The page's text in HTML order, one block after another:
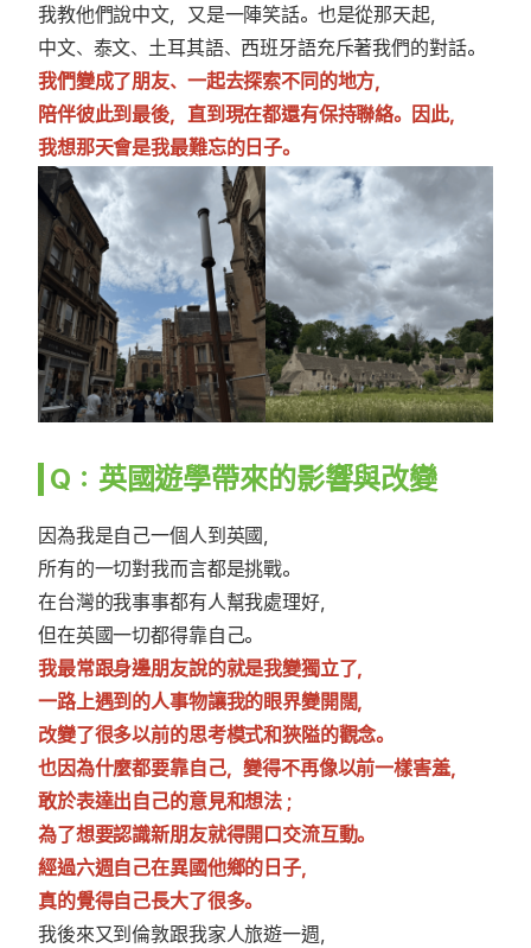
我教他們說中文，又是一陣笑話。也是從那天起，
中文、泰文、土耳其語、西班牙語充斥著我們的對話。
我們變成了朋友、一起去探索不同的地方，
陪伴彼此到最後，直到現在都還有保持聯絡。因此，
我想那天會是我最難忘的日子。
Q：英國遊學帶來的影響與改變
因為我是自己一個人到英國，
所有的一切對我而言都是挑戰。
在台灣的我事事都有人幫我處理好，
但在英國一切都得靠自己。
我最常跟身邊朋友說的就是我變獨立了，
一路上遇到的人事物讓我的眼界變開闊，
改變了很多以前的思考模式和狹隘的觀念。
也因為什麼都要靠自己，變得不再像以前一樣害羞，
敢於表達出自己的意見和想法 ;
為了想要認識新朋友就得開口交流互動。
經過六週自己在異國他鄉的日子，
真的覺得自己長大了很多。
我後來又到倫敦跟我家人旅遊一週，